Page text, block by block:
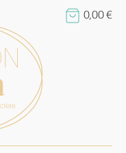
0,00€